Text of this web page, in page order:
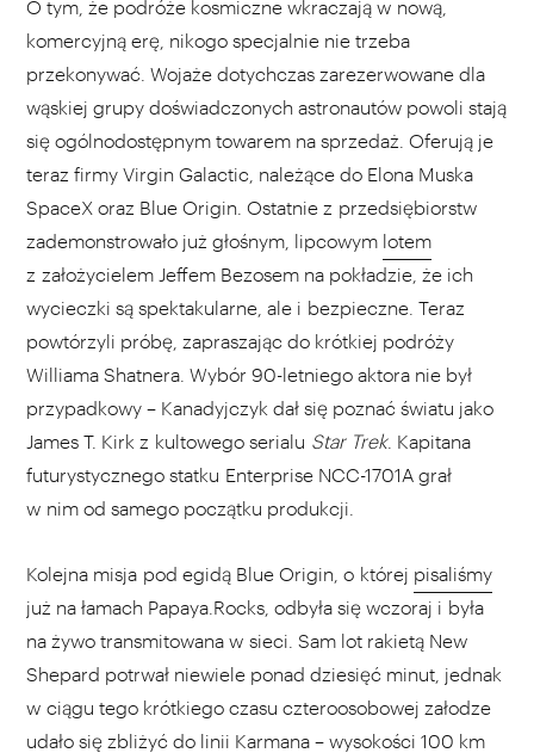
O tym, że podróże kosmiczne wkraczają w nową,
komercyjną erę, nikogo specjalnie nie trzeba
przekonywać. Wojaże dotychczas zarezerwowane dla
wąskiej grupy doświadczonych astronautów powoli stają
się ogólnodostępnym towarem na sprzedaż. Oferują je
teraz firmy Virgin Galactic, należące do Elona Muska
SpaceX oraz Blue Origin. Ostatnie z przedsiębiorstw
zademonstrowało już głośnym, lipcowym lotem
z założycielem Jeffem Bezosem na pokładzie, że ich
wycieczki są spektakularne, ale i bezpieczne. Teraz
powtórzyli próbę, zapraszając do krótkiej podróży
Williama Shatnera. Wybór 90-letniego aktora nie był
przypadkowy – Kanadyjczyk dał się poznać światu jako
James T. Kirk z kultowego serialu Star Trek. Kapitana
futurystycznego statku Enterprise NCC-1701A grał
w nim od samego początku produkcji.
Kolejna misja pod egidą Blue Origin, o której pisaliśmy
już na łamach Papaya.Rocks, odbyła się wczoraj i była
na żywo transmitowana w sieci. Sam lot rakietą New
Shepard potrwał niewiele ponad dziesięć minut, jednak
w ciągu tego krótkiego czasu czteroosobowej załodze
udało się zbliżyć do linii Karmana – wysokości 100 km